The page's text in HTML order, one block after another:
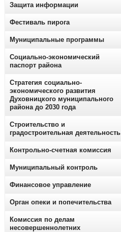
Защита информации
Фестиваль пирога
Муниципальные программы
Социально-экономический
паспорт района
Стратегия социально-
экономического развития
Духовницкого муниципального
района до 2030 года
Строительство и
градостроительная деятельность
Контрольно-счетная комиссия
Муниципальный контроль
Финансовое управление
Орган опеки и попечительства
Комиссия по делам
несовершеннолетних